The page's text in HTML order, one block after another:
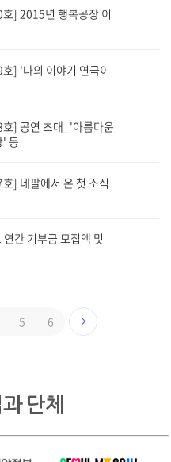
] 2015년 행복공장 이
] '나의 이야기 연극이
] 공연 초대_'아름다운
' 등
] 네팔에서 온 첫 소식
간 기부금 모집액 및
5 6
단체